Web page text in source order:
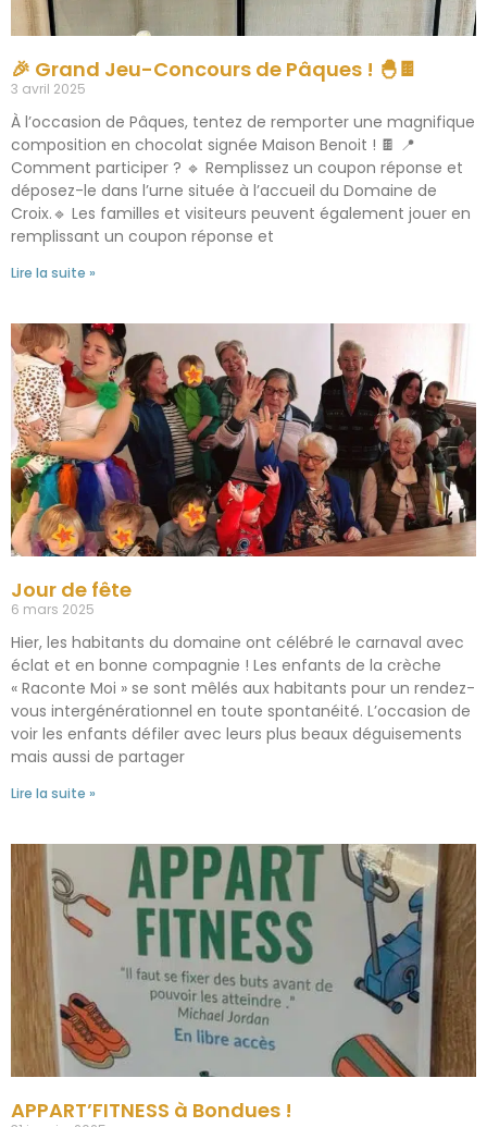
🎉 Grand Jeu-Concours de Pâques ! 🐣🍫
3 avril 2025
À l’occasion de Pâques, tentez de remporter une magnifique
composition en chocolat signée Maison Benoit ! 🍫 📍
Comment participer ? 🔹 Remplissez un coupon réponse et
déposez-le dans l’urne située à l’accueil du Domaine de
Croix.🔹 Les familles et visiteurs peuvent également jouer en
remplissant un coupon réponse et
Lire la suite »
Jour de fête
6 mars 2025
Hier, les habitants du domaine ont célébré le carnaval avec
éclat et en bonne compagnie ! Les enfants de la crèche
« Raconte Moi » se sont mêlés aux habitants pour un rendez-
vous intergénérationnel en toute spontanéité. L’occasion de
voir les enfants défiler avec leurs plus beaux déguisements
mais aussi de partager
Lire la suite »
APPART’FITNESS à Bondues !